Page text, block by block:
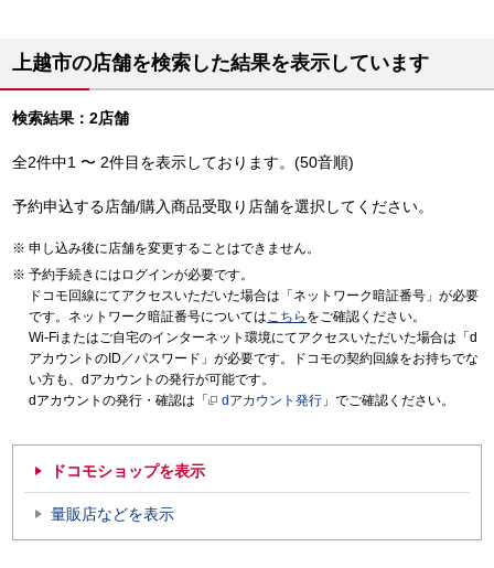
上越市の店舗を検索した結果を表示しています
検索結果：2店舗
全2件中1 〜 2件目を表示しております。(50音順)
予約申込する店舗/購入商品受取り店舗を選択してください。
申し込み後に店舗を変更することはできません。
予約手続きにはログインが必要です。
ドコモ回線にてアクセスいただいた場合は「ネットワーク暗証番号」が必要
です。ネットワーク暗証番号についてはこちら をご確認ください。
Wi-Fiまたはご自宅のインターネット環境にてアクセスいただいた場合は「d
アカウントのID／パスワード」が必要です。ドコモの契約回線をお持ちでな
い方も、dアカウントの発行が可能です。
dアカウントの発行・確認は「
dアカウント発行 」でご確認ください。
ドコモショップを表示
量販店などを表示